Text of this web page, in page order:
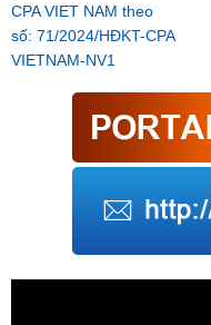
CPA VIET NAM theo
số: 71/2024/HĐKT-CPA
VIETNAM-NV1
Trình